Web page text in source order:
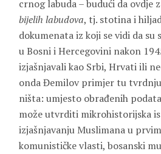
crnog labuda – budući da ovdje
bijelih labudova, tj. stotina i
dokumenata iz koji se vidi da su
u Bosni i Hercegovini nakon
izjašnjavali kao Srbi, Hrvati ili
onda Đemilov primjer tu
ništa: umjesto obrađenih
može utvrditi mikrohistorijska
izjašnjavanju Muslimana u
komunističke vlasti, bosanski